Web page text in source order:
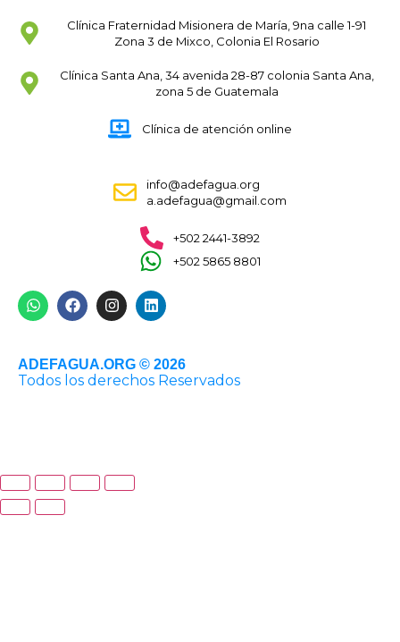
Clínica Fraternidad Misionera de María, 9na calle 1-91
Zona 3 de Mixco, Colonia El Rosario
Clínica Santa Ana, 34 avenida 28-87 colonia Santa Ana,
zona 5 de Guatemala
Clínica de atención online
info@adefagua.org
a.adefagua@gmail.com
+502 2441-3892
+502 5865 8801
ADEFAGUA.ORG © 2026
Todos los derechos Reservados